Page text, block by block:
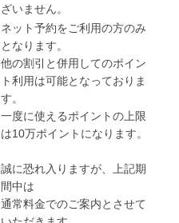
ざいません。
ネット予約をご利用の方のみ
となります。
他の割引と併用してのポイン
ト利用は可能となっておりま
す。
一度に使えるポイントの上限
は10万ポイントになります。
誠に恐れ入りますが、上記期
間中は
通常料金でのご案内とさせて